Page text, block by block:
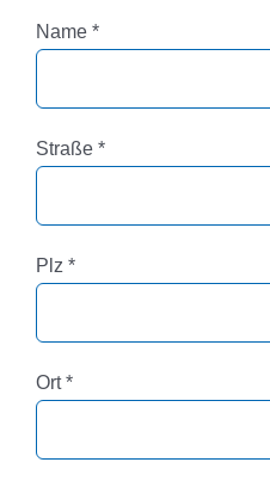
Name Pflichtfeld
*
Straße Pflichtfeld
*
Plz Pflichtfeld
*
OrtPflichtfeld
*